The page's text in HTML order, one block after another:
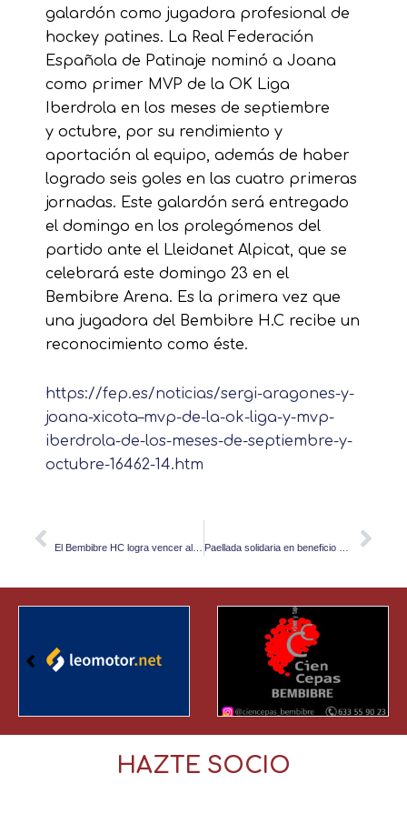
galardón como jugadora profesional de
hockey patines. La Real Federación
Española de Patinaje nominó a Joana
como primer MVP de la OK Liga
Iberdrola en los meses de septiembre
y octubre, por su rendimiento y
aportación al equipo, además de haber
logrado seis goles en las cuatro primeras
jornadas. Este galardón será entregado
el domingo en los prolegómenos del
partido ante el Lleidanet Alpicat, que se
celebrará este domingo 23 en el
Bembibre Arena. Es la primera vez que
una jugadora del Bembibre H.C recibe un
reconocimiento como éste.
https://fep.es/noticias/sergi-aragones-y-
joana-xicota–mvp-de-la-ok-liga-y-mvp-
iberdrola-de-los-meses-de-septiembre-y-
octubre-16462-14.htm
Prev
HAZTE SOCIO